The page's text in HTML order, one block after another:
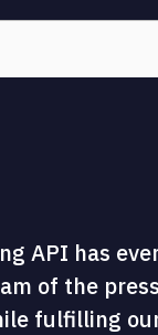
API has
of the
fulfilling